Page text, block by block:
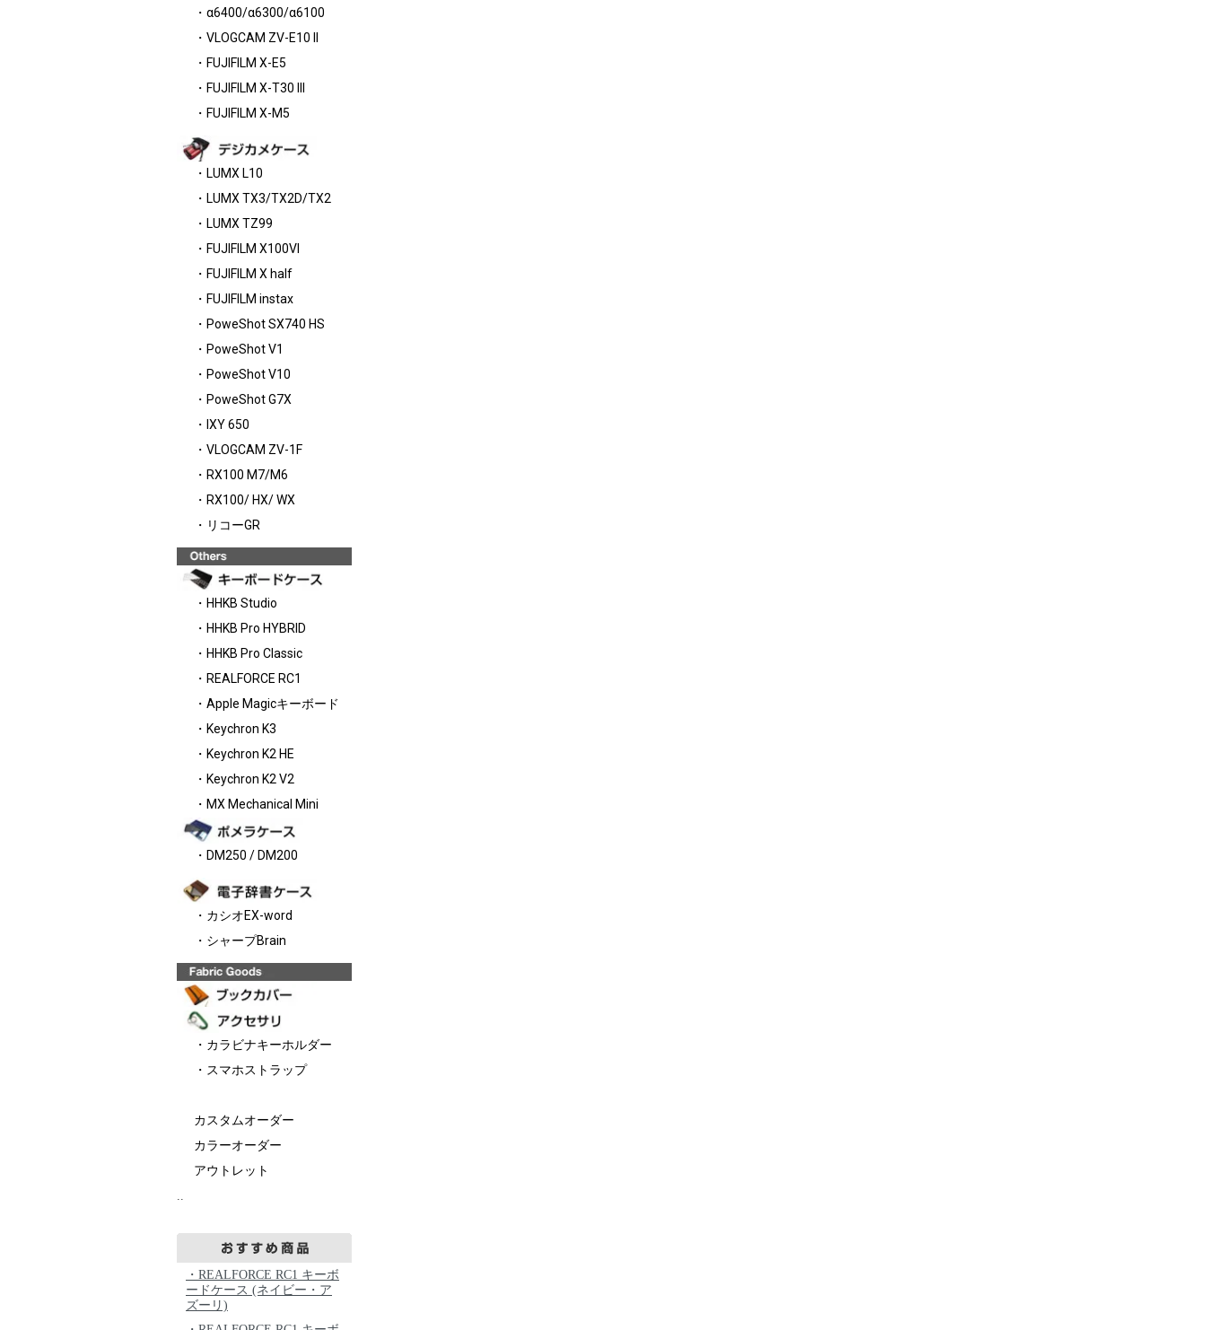
・α6400/α6300/α6100
・VLOGCAM ZV-E10 II
・FUJIFILM X-E5
・FUJIFILM X-T30 III
・FUJIFILM X-M5
・LUMX L10
・LUMX TX3/TX2D/TX2
・LUMX TZ99
・FUJIFILM X100VI
・FUJIFILM X half
・FUJIFILM instax
・PoweShot SX740 HS
・PoweShot V1
・PoweShot V10
・PoweShot G7X
・IXY 650
・VLOGCAM ZV-1F
・RX100 M7/M6
・RX100/ HX/ WX
・リコーGR
・HHKB Studio
・HHKB Pro HYBRID
・HHKB Pro Classic
・REALFORCE RC1
・Apple Magicキーボード
・Keychron K3
・Keychron K2 HE
・Keychron K2 V2
・MX Mechanical Mini
・DM250 / DM200
・カシオEX-word
・シャープBrain
・カラビナキーホルダー
・スマホストラップ
カスタムオーダー
カラーオーダー
アウトレット
..
・REALFORCE RC1 キーボ
ードケース (ネイビー・ア
ズーリ)